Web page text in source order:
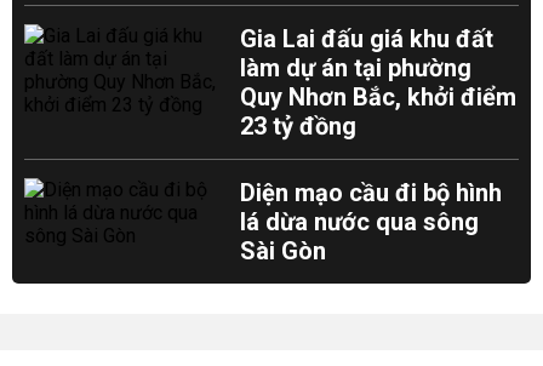
Gia Lai đấu giá khu đất
làm dự án tại phường
Quy Nhơn Bắc, khởi điểm
23 tỷ đồng
Diện mạo cầu đi bộ hình
lá dừa nước qua sông
Sài Gòn